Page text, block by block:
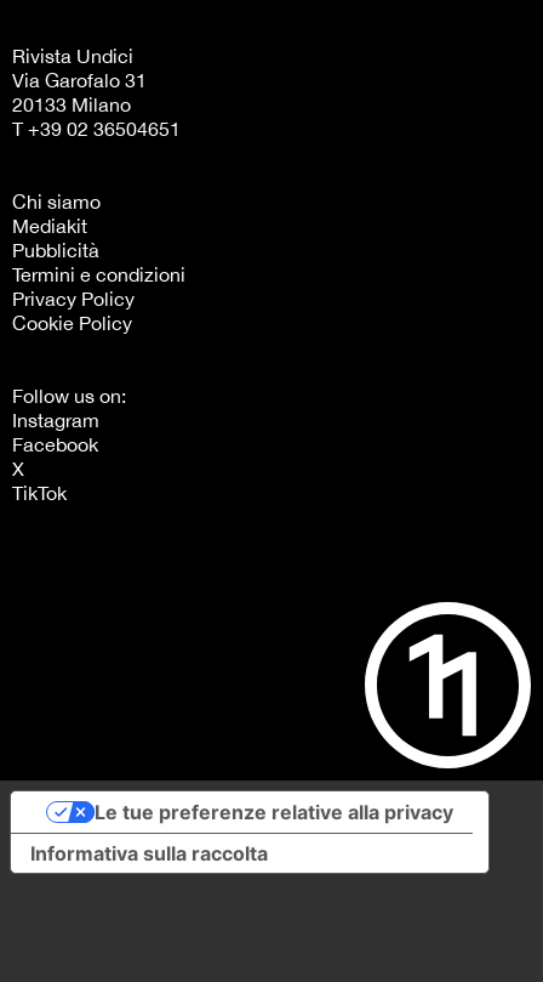
Rivista Undici
Via Garofalo 31
20133 Milano
T +39 02 36504651
Chi siamo
Mediakit
Pubblicità
Termini e condizioni
Privacy Policy
Cookie Policy
Follow us on:
Instagram
Facebook
X
TikTok
Informativa sulla raccolta
Le tue preferenze relative alla privacy